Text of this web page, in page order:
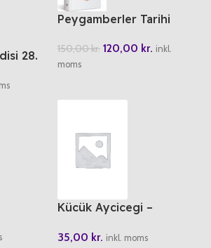
28.
Peygamberler Tarihi
150,00kr. 120,00 kr. inkl.
moms
Kücük Aycicegi –
5
35,00 kr. inkl. moms